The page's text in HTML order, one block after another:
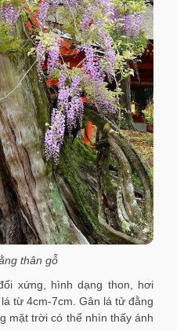
thân gỗ
xứng, hình dạng thon, hơi
từ 4cm-7cm. Gân lá tử đằng
mặt trời có thể nhìn thấy ánh